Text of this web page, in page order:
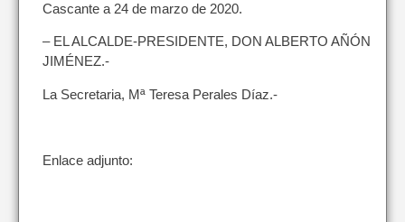
Cascante a 24 de marzo de 2020.
– EL ALCALDE-PRESIDENTE, DON ALBERTO AÑÓN
JIMÉNEZ.-
La Secretaria, Mª Teresa Perales Díaz.-
Enlace adjunto: